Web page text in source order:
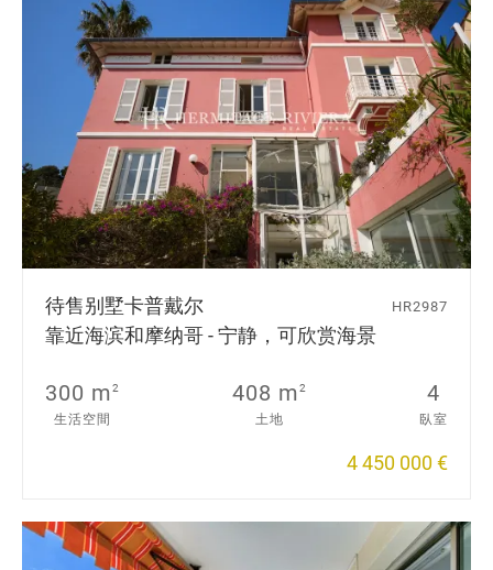
待售别墅卡普戴尔
靠近海滨和摩纳哥 - 宁静，可欣赏海景
HR2987
300 m2
生活空間
408 m2
土地
4
臥室
4 450 000 €